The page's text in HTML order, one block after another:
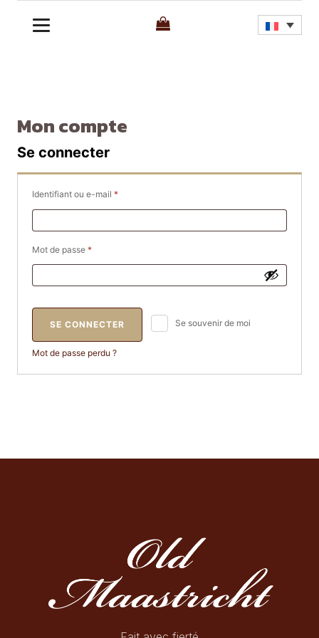
Mon compte
Se connecter
Identifiant ou e-mail *Obligatoire
Mot de passe *Obligatoire
Se souvenir de moi
SE CONNECTER
Mot de passe perdu ?